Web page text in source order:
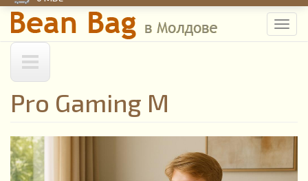
Pro Gaming M